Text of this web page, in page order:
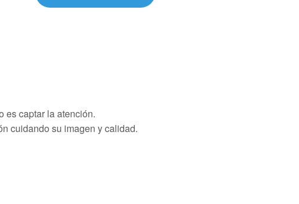
es captar la atención.
cuidando su imagen y calidad.